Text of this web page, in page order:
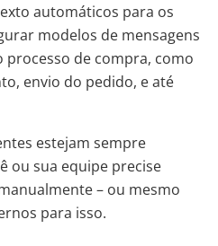
automáticos para os
modelos de mensagens
de compra, como
envio do pedido, e até
estejam sempre
ou sua equipe precise
– ou mesmo
para isso.